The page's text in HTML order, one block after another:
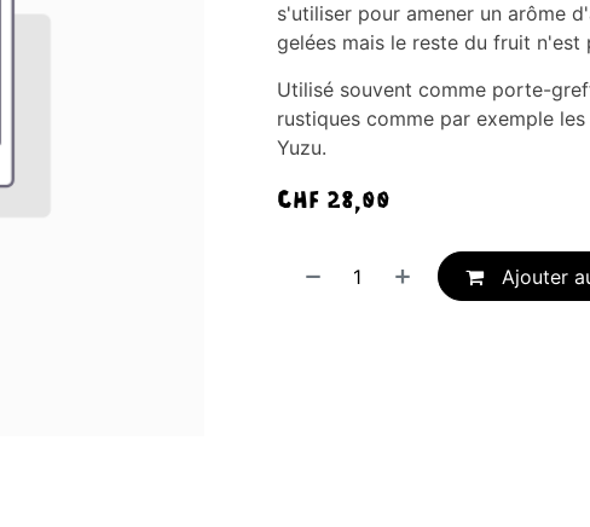
s'utiliser pour amener un arôme
gelées mais le reste du fruit n'est
Utilisé souvent comme porte-
rustiques comme par exemple
Yuzu.
CHF 28,00
Ajouter